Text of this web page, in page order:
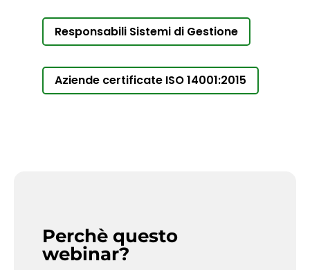
Responsabili Sistemi di Gestione
Aziende certificate ISO 14001:2015
Perchè questo
webinar?